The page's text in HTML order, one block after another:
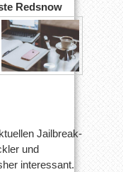
Redsnow
Jailbreak-
und
interessant.